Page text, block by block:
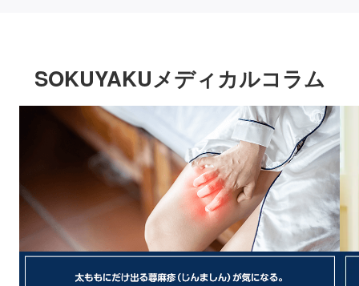
SOKUYAKUメディカルコラム